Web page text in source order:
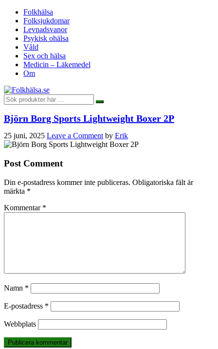
Folkhälsa
Folksjukdomar
Levnadsvanor
Psykisk ohälsa
Våld
Sex och hälsa
Medicin – Läkemedel
Om
Björn Borg Sports Lightweight Boxer 2P
25 juni, 2025 Leave a Comment by Erik
Post Comment
Din e-postadress kommer inte publiceras. Obligatoriska fält är
märkta *
Kommentar *
Namn *
E-postadress *
Webbplats